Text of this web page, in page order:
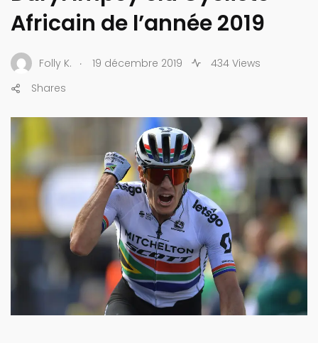
Africain de l’année 2019
Folly K. . 19 décembre 2019
434 Views
Shares